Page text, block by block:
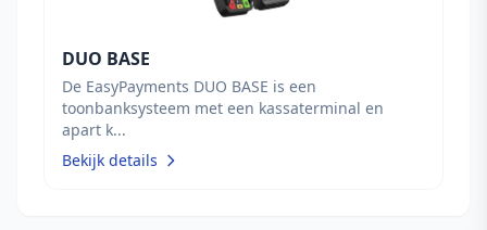
DUO BASE
De EasyPayments DUO BASE is een
toonbanksysteem met een kassaterminal en
apart k...
Bekijk details